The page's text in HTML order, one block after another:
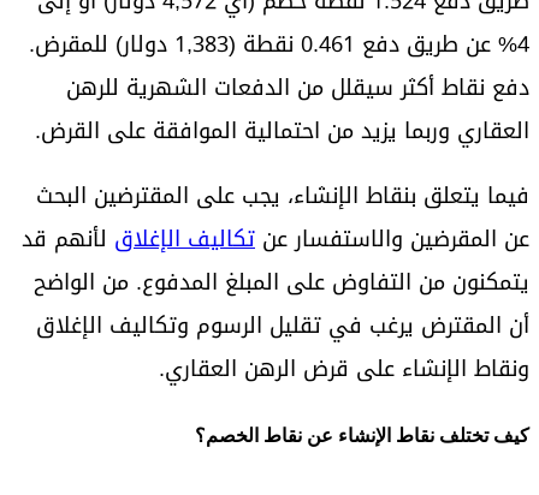
4% عن طريق دفع 0.461 نقطة (1,383 دولار) للمقرض.
دفع نقاط أكثر سيقلل من الدفعات الشهرية للرهن
العقاري وربما يزيد من احتمالية الموافقة على القرض.
فيما يتعلق بنقاط الإنشاء، يجب على المقترضين البحث
عن المقرضين والاستفسار عن تكاليف الإغلاق لأنهم قد
يتمكنون من التفاوض على المبلغ المدفوع. من الواضح
أن المقترض يرغب في تقليل الرسوم وتكاليف الإغلاق
ونقاط الإنشاء على قرض الرهن العقاري.
كيف تختلف نقاط الإنشاء عن نقاط الخصم؟